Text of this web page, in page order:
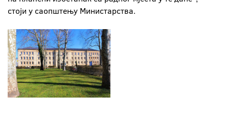
стоји у саопштењу Министарства.